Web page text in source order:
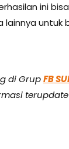
ini
untuk
di GrupFB